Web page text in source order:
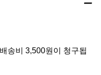
송비 3,500원이 청구됩